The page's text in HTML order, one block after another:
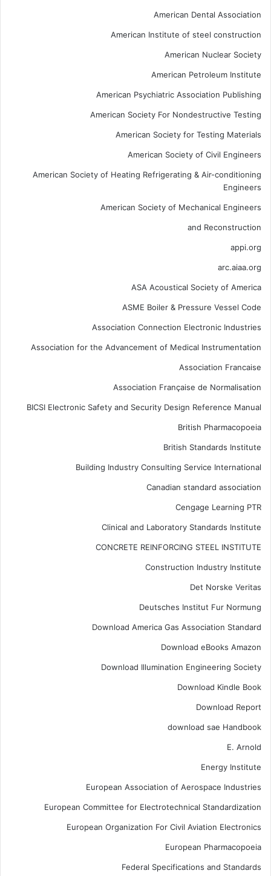
American Dental Association
American Institute of steel construction
American Nuclear Society
American Petroleum Institute
American Psychiatric Association Publishing
American Society For Nondestructive Testing
American Society for Testing Materials
American Society of Civil Engineers
American Society of Heating Refrigerating & Air-conditioning
Engineers
American Society of Mechanical Engineers
and Reconstruction
appi.org
arc.aiaa.org
ASA Acoustical Society of America
ASME Boiler & Pressure Vessel Code
Association Connection Electronic Industries
Association for the Advancement of Medical Instrumentation
Association Francaise
Association Française de Normalisation
BICSI Electronic Safety and Security Design Reference Manual
British Pharmacopoeia
British Standards Institute
Building Industry Consulting Service International
Canadian standard association
Cengage Learning PTR
Clinical and Laboratory Standards Institute
CONCRETE REINFORCING STEEL INSTITUTE
Construction Industry Institute
Det Norske Veritas
Deutsches Institut Fur Normung
Download America Gas Association Standard
Download eBooks Amazon
Download Illumination Engineering Society
Download Kindle Book
Download Report
download sae Handbook
E. Arnold
Energy Institute
European Association of Aerospace Industries
European Committee for Electrotechnical Standardization
European Organization For Civil Aviation Electronics
European Pharmacopoeia
Federal Specifications and Standards